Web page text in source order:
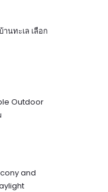
นทะเล เลือก
Outdoor
and